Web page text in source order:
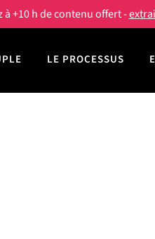
à +10 h de contenu offert -
LE PROCESSUS